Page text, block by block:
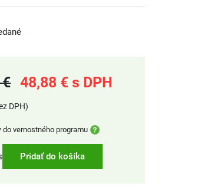
48,88 € s DPH
DPH)
do vernostného programu
Pridať do košíka